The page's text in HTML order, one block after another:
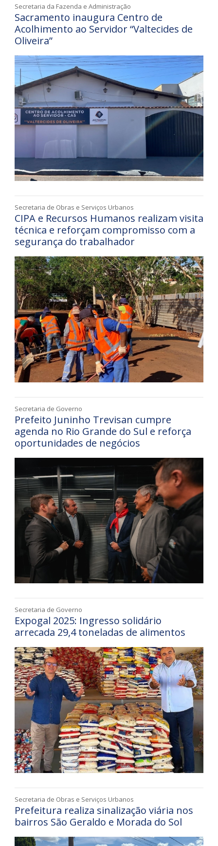
Secretaria da Fazenda e Administração
Sacramento inaugura Centro de
Acolhimento ao Servidor “Valtecides de
Oliveira”
Secretaria de Obras e Serviços Urbanos
CIPA e Recursos Humanos realizam visita
técnica e reforçam compromisso com a
segurança do trabalhador
Secretaria de Governo
Prefeito Juninho Trevisan cumpre
agenda no Rio Grande do Sul e reforça
oportunidades de negócios
Secretaria de Governo
Expogal 2025: Ingresso solidário
arrecada 29,4 toneladas de alimentos
Secretaria de Obras e Serviços Urbanos
Prefeitura realiza sinalização viária nos
bairros São Geraldo e Morada do Sol